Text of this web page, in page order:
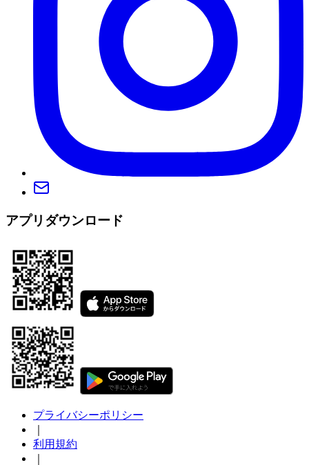
アプリダウンロード
プライバシーポリシー
利用規約